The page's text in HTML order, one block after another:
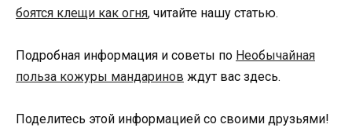
боятся клещи как огня, читайте нашу статью.
Подробная информация и советы по Необычайная
польза кожуры мандаринов ждут вас здесь.
Поделитесь этой информацией со своими друзьями!